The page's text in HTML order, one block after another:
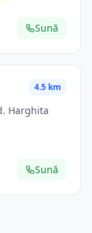
Sună
4.5 km
Harghita
Sună